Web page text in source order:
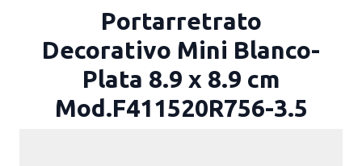
Portarretrato
Decorativo Mini Blanco-
Plata 8.9 x 8.9 cm
Mod.F411520R756-3.5